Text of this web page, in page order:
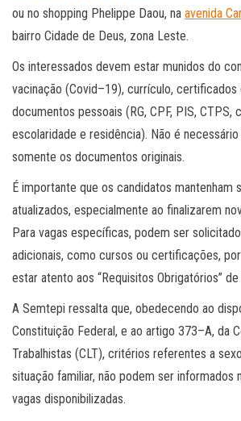
ou no shopping Phelippe Daou, na avenida
bairro Cidade de Deus, zona Leste.
Os interessados devem estar munidos do
vacinação (Covid–19), currículo, certificados
documentos pessoais (RG, CPF, PIS, CTPS,
escolaridade e residência). Não é
somente os documentos originais.
É importante que os candidatos mantenham
atualizados, especialmente ao finalizarem
Para vagas específicas, podem ser
adicionais, como cursos ou certificações,
estar atento aos “Requisitos Obrigatórios” de
A Semtepi ressalta que, obedecendo ao
Constituição Federal, e ao artigo 373–A, da
Trabalhistas (CLT), critérios referentes a
situação familiar, não podem ser informados
vagas disponibilizadas.